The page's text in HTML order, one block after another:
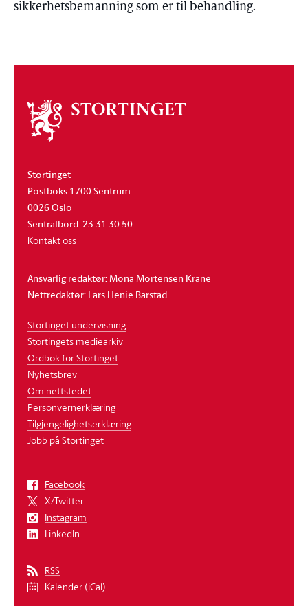
sikkerhetsbemanning som er til behandling.
Om
stortinget
Stortinget
Postboks 1700 Sentrum
0026 Oslo
Sentralbord: 23 31 30 50
Kontakt oss
Ansvarlig redaktør: Mona Mortensen Krane
Nettredaktør: Lars Henie Barstad
Stortinget undervisning
Stortingets mediearkiv
Ordbok for Stortinget
Nyhetsbrev
Om nettstedet
Personvernerklæring
Tilgjengelighetserklæring
Jobb på Stortinget
Facebook
X/Twitter
Instagram
LinkedIn
RSS
Kalender (iCal)